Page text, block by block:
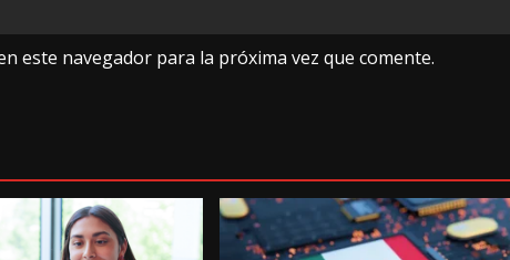
este navegador para la próxima vez que comente.